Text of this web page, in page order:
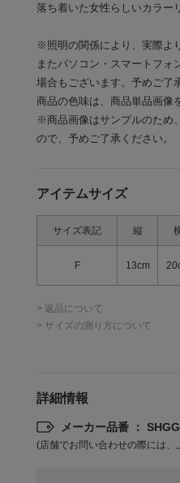
落ち着いた女性らしいカラー
※照明の関係により、実際よ
またパソコン・スマートフォ
場合もございます。予めご了
商品の色味は、商品単品画像
※商品画像はサンプルのため
ので、予めご了承ください。
アイテムサイズ
サイズ表記 縦
F 13cm
> 返品について
> サイズの測り方について
詳細情報
メーカー品番 ：
(店舗でお問い合わせの際には